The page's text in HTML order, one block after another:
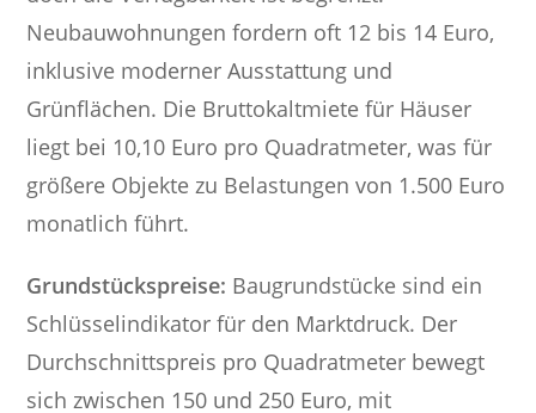
Neubauwohnungen fordern oft 12 bis 14 Euro,
inklusive moderner Ausstattung und
Grünflächen. Die Bruttokaltmiete für Häuser
liegt bei 10,10 Euro pro Quadratmeter, was für
größere Objekte zu Belastungen von 1.500 Euro
monatlich führt.
Grundstückspreise: Baugrundstücke sind ein
Schlüsselindikator für den Marktdruck. Der
Durchschnittspreis pro Quadratmeter bewegt
sich zwischen 150 und 250 Euro, mit